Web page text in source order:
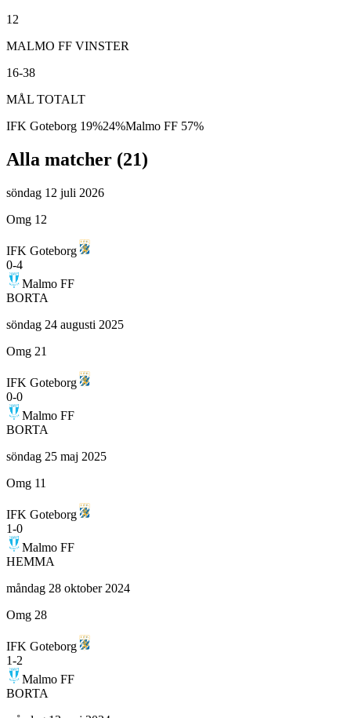
12
MALMO FF VINSTER
16-38
MÅL TOTALT
IFK Goteborg 19%24%Malmo FF 57%
Alla matcher (21)
söndag 12 juli 2026
Omg 12
IFK Goteborg
0-4
Malmo FF
BORTA
söndag 24 augusti 2025
Omg 21
IFK Goteborg
0-0
Malmo FF
BORTA
söndag 25 maj 2025
Omg 11
IFK Goteborg
1-0
Malmo FF
HEMMA
måndag 28 oktober 2024
Omg 28
IFK Goteborg
1-2
Malmo FF
BORTA